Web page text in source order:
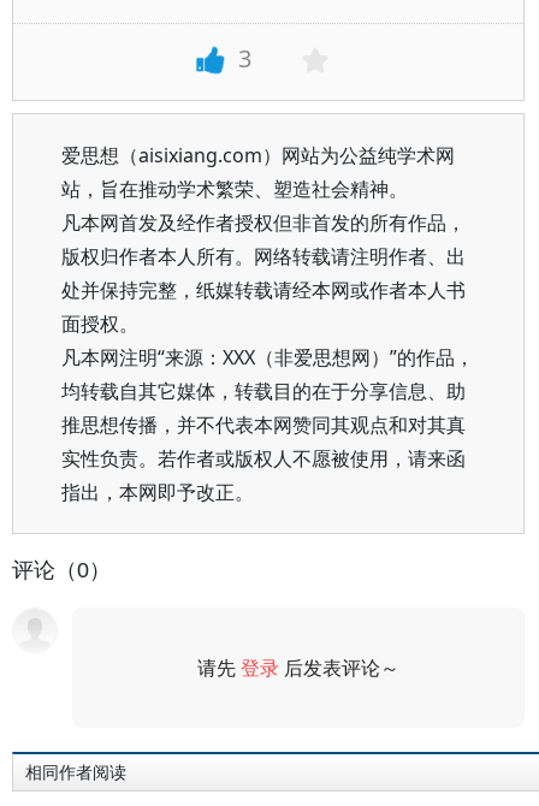
3
爱思想（aisixiang.com）网站为公益纯学术网
站，旨在推动学术繁荣、塑造社会精神。
凡本网首发及经作者授权但非首发的所有作品，
版权归作者本人所有。网络转载请注明作者、出
处并保持完整，纸媒转载请经本网或作者本人书
面授权。
凡本网注明“来源：XXX（非爱思想网）”的作品，
均转载自其它媒体，转载目的在于分享信息、助
推思想传播，并不代表本网赞同其观点和对其真
实性负责。若作者或版权人不愿被使用，请来函
指出，本网即予改正。
评论（0）
请先登录 后发表评论～
相同作者阅读